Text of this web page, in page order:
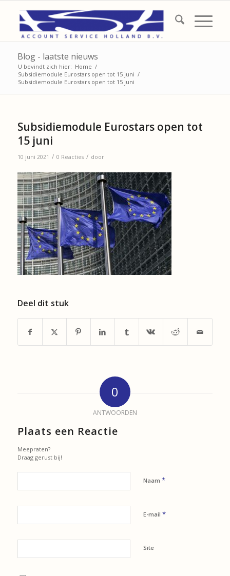
Blog - laatste nieuws
U bevindt zich hier: Home /
Subsidiemodule Eurostars open tot 15 juni /
Subsidiemodule Eurostars open tot 15 juni
Subsidiemodule Eurostars open tot
15 juni
10 juni 2021 / 0 Reacties / door
Deel dit stuk
0
ANTWOORDEN
Plaats een Reactie
Meepraten?
Draag gerust bij!
Naam *
E-mail *
Site